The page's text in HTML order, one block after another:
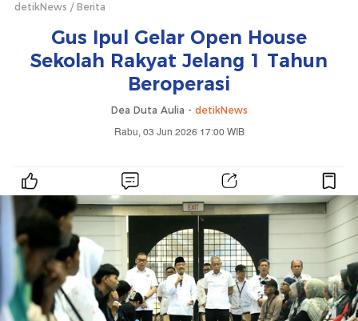
detikNews Berita
Gus Ipul Gelar Open House
Sekolah Rakyat Jelang 1 Tahun
Beroperasi
Dea Duta Aulia - detikNews
Rabu, 03 Jun 2026 17:00 WIB